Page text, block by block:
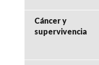
Cáncer y
supervivencia